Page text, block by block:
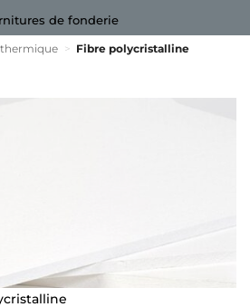
de fonderie
> Fibre polycristalline